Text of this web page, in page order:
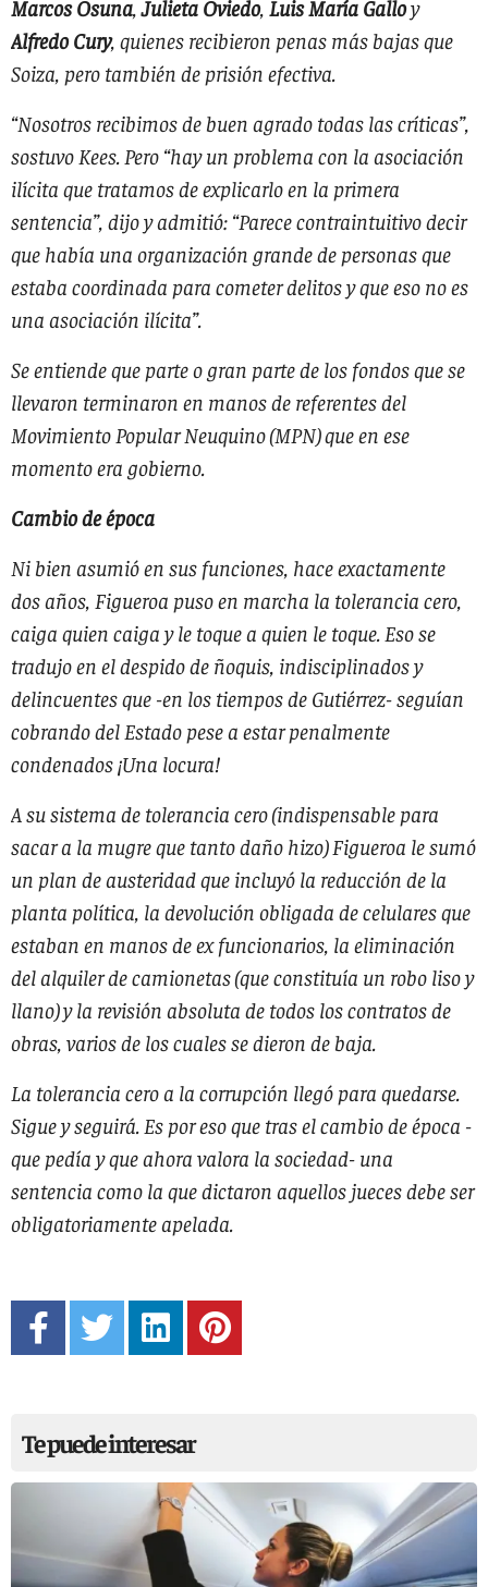
Marcos Osuna,Julieta Oviedo, Luis María Galloy
Alfredo Cury, quienes recibieron penas más bajas que
Soiza, pero también de prisión efectiva.
“Nosotros recibimos de buen agrado todas las críticas”,
sostuvo Kees. Pero “hay un problema con la asociación
ilícita que tratamos de explicarlo en la primera
sentencia”, dijo y admitió: “Parece contraintuitivo decir
que había una organización grande de personas que
estaba coordinada para cometer delitos y que eso no es
una asociación ilícita”.
Se entiende que parte o gran parte de los fondos que se
llevaron terminaron en manos de referentes del
Movimiento Popular Neuquino (MPN) que en ese
momento era gobierno.
Cambio de época
Ni bien asumió en sus funciones, hace exactamente
dos años, Figueroa puso en marcha la tolerancia cero,
caiga quien caiga y le toque a quien le toque. Eso se
tradujo en el despido de ñoquis, indisciplinados y
delincuentes que -en los tiempos de Gutiérrez- seguían
cobrando del Estado pese a estar penalmente
condenados ¡Una locura!
A su sistema de tolerancia cero (indispensable para
sacar a la mugre que tanto daño hizo) Figueroa le sumó
un plan de austeridad que incluyó la reducción de la
planta política, la devolución obligada de celulares que
estaban en manos de ex funcionarios, la eliminación
del alquiler de camionetas (que constituía un robo liso y
llano) y la revisión absoluta de todos los contratos de
obras, varios de los cuales se dieron de baja.
La tolerancia cero a la corrupción llegó para quedarse.
Sigue y seguirá. Es por eso que tras el cambio de época -
que pedía y que ahora valora la sociedad- una
sentencia como la que dictaron aquellos jueces debe ser
obligatoriamente apelada.
Te puede interesar